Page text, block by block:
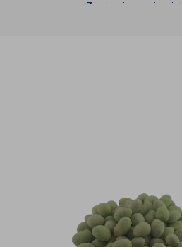
Zawierają go więcej
spożywać je
przypominają.
Informacja o